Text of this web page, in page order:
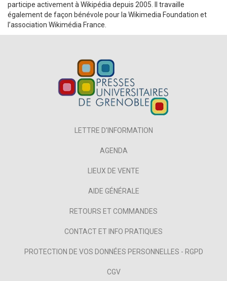
participe activement à Wikipédia depuis 2005. Il travaille
également de façon bénévole pour la Wikimedia Foundation et
l’association Wikimédia France.
LETTRE D'INFORMATION
AGENDA
LIEUX DE VENTE
AIDE GÉNÉRALE
RETOURS ET COMMANDES
CONTACT ET INFO PRATIQUES
PROTECTION DE VOS DONNÉES PERSONNELLES - RGPD
CGV